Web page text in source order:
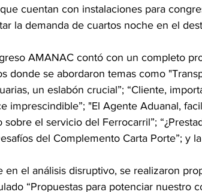
cuentan con instalaciones para
la demanda de cuartos noche en el
AMANAC contó con un completo
donde se abordaron temas como
un eslabón crucial”; “Cliente,
imprescindible”; "El Agente Aduanal,
sobre el servicio del Ferrocarril”;
del Complemento Carta Porte”; y
en el análisis disruptivo, se realizaron
“Propuestas para potenciar nuestro